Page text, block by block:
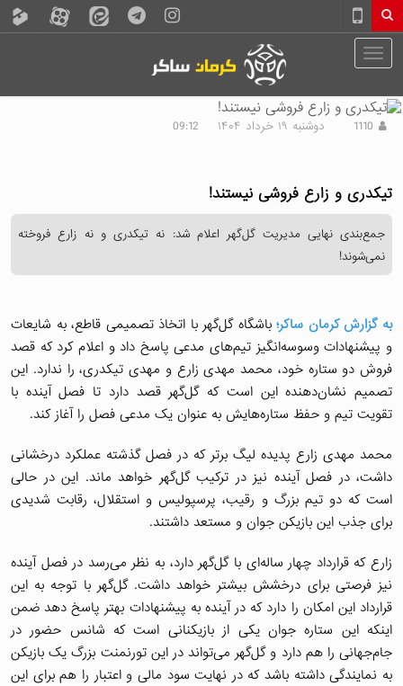
1110 دوشنبه ۱۹ خرداد ۱۴۰۴ 09:12
تیکدری و زارع فروشی نیستند!
جمع‌بندی نهایی مدیریت گل‌گهر اعلام شد: نه تیکدری و نه زارع فروخته
نمی‌شوند!
به گزارش کرمان ساکر؛ باشگاه گل‌گهر با اتخاذ تصمیمی قاطع، به شایعات
و پیشنهادات وسوسه‌انگیز تیم‌های مدعی پاسخ داد و اعلام کرد که قصد
فروش دو ستاره خود، محمد مهدی زارع و مهدی تیکدری، را ندارد. این
تصمیم نشان‌دهنده این است که گل‌گهر قصد دارد تا فصل آینده با
تقویت تیم و حفظ ستاره‌هایش به عنوان یک مدعی فصل را آغاز کند.
محمد مهدی زارع پدیده لیگ برتر که در فصل گذشته عملکرد درخشانی
داشت، در فصل آینده نیز در ترکیب گل‌گهر خواهد ماند. این در حالی
است که دو تیم بزرگ و رقیب، پرسپولیس و استقلال، رقابت شدیدی
برای جذب این بازیکن جوان و مستعد داشتند.
زارع که قرارداد چهار ساله‌ای با گل‌گهر دارد، به نظر می‌رسد در فصل آینده
نیز فرصتی برای درخشش بیشتر خواهد داشت. گل‌گهر با توجه به این
قرارداد این امکان را دارد که در آینده به پیشنهادات بهتر پاسخ دهد ضمن
اینکه این ستاره جوان یکی از بازیکنانی است که شانس حضور در
جام‌جهانی را هم دارد و گل‌گهر می‌تواند در این تورنمنت بزرگ یک بازیکن
به نمایندگی داشته باشد که در نهایت سود مالی و اعتبار را هم برای این
فوتبال استان کرمان
گل گهر
لیگ برتر فوتبال ایران
مهدی تیکدری
گل گهر سیرجان